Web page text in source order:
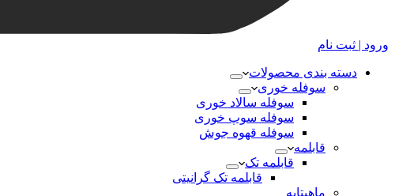
ورود | ثبت نام
دسته بندی محصولات
سوفله خوری
سوفله سالاد خوری
سوفله سوپ خوری
سوفله قهوه جوش
قابلمه
قابلمه تک
قابلمه تک گرانیتی
ماهیتابه